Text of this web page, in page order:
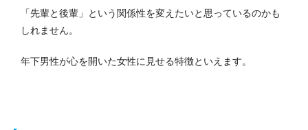
「先輩と後輩」という関係性を変えたいと思っているのかも
しれません。
年下男性が心を開いた女性に見せる特徴といえます。